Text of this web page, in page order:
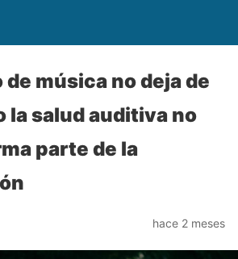
de música no deja de
la salud auditiva no
parte de la
hace 2 meses